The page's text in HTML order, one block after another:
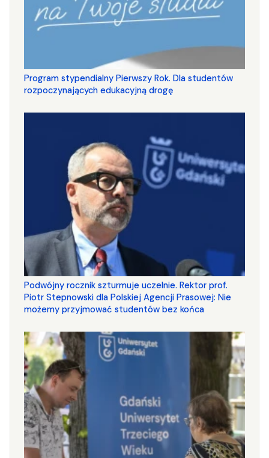
Program stypendialny Pierwszy Rok. Dla studentów
rozpoczynających edukacyjną drogę
Podwójny rocznik szturmuje uczelnie. Rektor prof.
Piotr Stepnowski dla Polskiej Agencji Prasowej: Nie
możemy przyjmować studentów bez końca